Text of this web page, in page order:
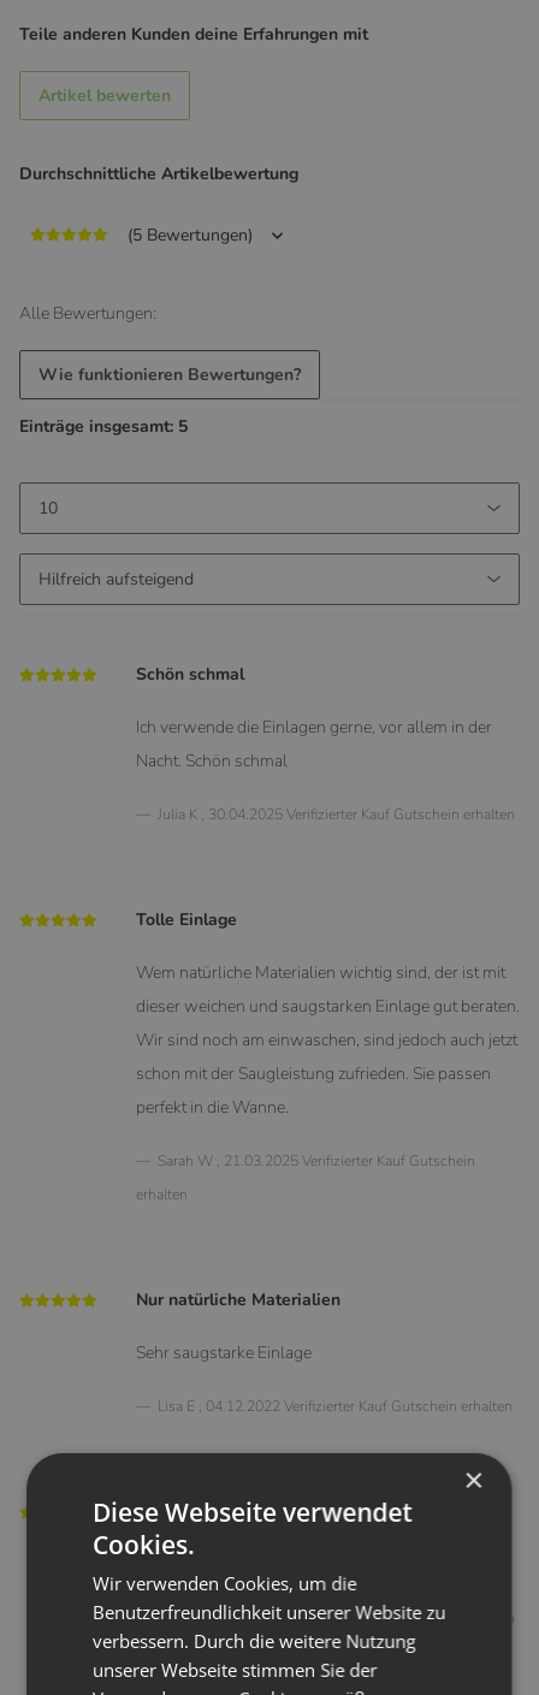
Durchschnittliche Artikelbewertung
(5 Bewertungen)
Teile anderen Kunden deine Erfahrungen mit
Artikel bewerten
Alle Bewertungen:
Wie funktionieren Bewertungen?
Einträge insgesamt: 5
Schön schmal
Ich verwende die Einlagen gerne, vor allem in der
Nacht. Schön schmal
Julia K , 30.04.2025Verifizierter Kauf Gutschein erhalten
Tolle Einlage
Wem natürliche Materialien wichtig sind, der ist mit
dieser weichen und saugstarken Einlage gut beraten.
Wir sind noch am einwaschen, sind jedoch auch jetzt
schon mit der Saugleistung zufrieden. Sie passen
perfekt in die Wanne.
Sarah W , 21.03.2025Verifizierter Kauf Gutschein
erhalten
Nur natürliche Materialien
Sehr saugstarke Einlage
Lisa E , 04.12.2022 Verifizierter Kauf Gutschein erhalten
Tolles Produkt
Herr K ,01.08.2022 Verifizierter KaufGutschein erhalten
×
Diese Webseite verwendet
Cookies.
Wir verwenden Cookies, um die
Benutzerfreundlichkeit unserer Website zu
verbessern. Durch die weitere Nutzung
unserer Webseite stimmen Sie der